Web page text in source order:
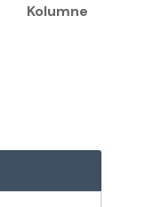
Kolumne